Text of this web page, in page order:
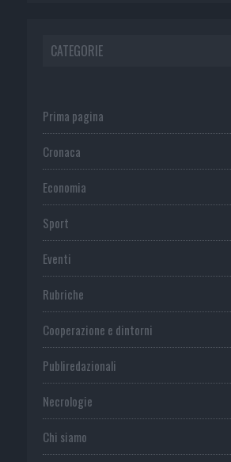
CATEGORIE
Prima pagina
Cronaca
Economia
Sport
Eventi
Rubriche
Cooperazione e dintorni
Publiredazionali
Necrologie
Chi siamo